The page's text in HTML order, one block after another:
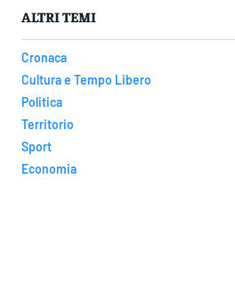
ALTRI TEMI
Cronaca
Cultura e Tempo Libero
Politica
Territorio
Sport
Economia